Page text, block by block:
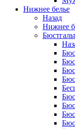
Нижнее белье
Назад
Нижнее